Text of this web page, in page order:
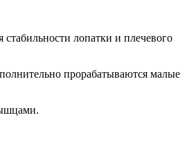
лопатки и плечевого
прорабатываются малые